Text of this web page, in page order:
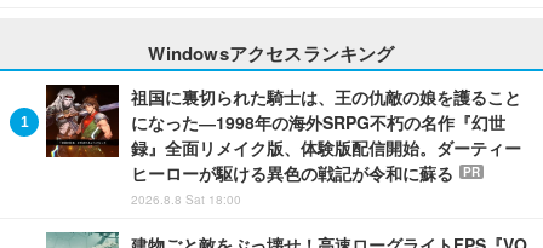
Windowsアクセスランキング
祖国に裏切られた騎士は、王の仇敵の娘を護ること
になった―1998年の海外SRPG不朽の名作『幻世
録』全面リメイク版、体験版配信開始。ダーティー
ヒーローが駆ける異色の戦記が令和に蘇る
PR
2026.8.8 Sat 18:00